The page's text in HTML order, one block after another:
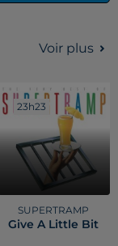
Voir plus
23h23
23h23
SUPERTRAMP
Give A Little Bit